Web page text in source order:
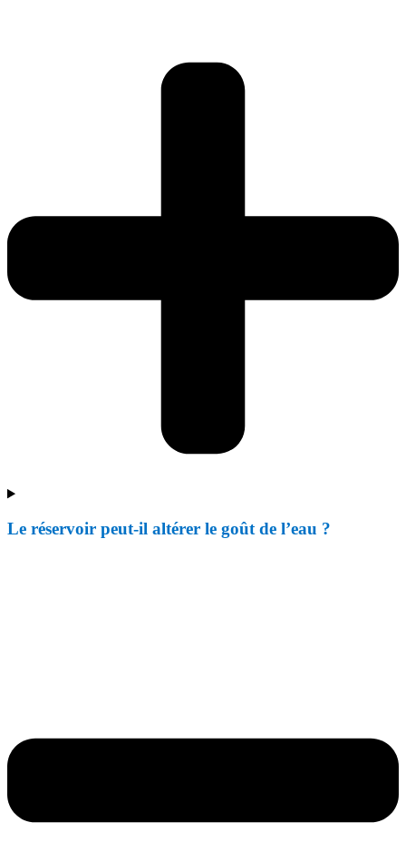
Le réservoir peut-il altérer le goût de l’eau ?